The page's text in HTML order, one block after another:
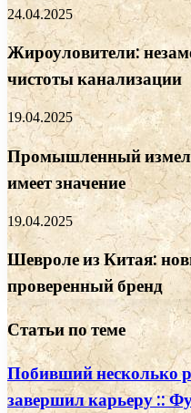
24.04.2025
Жироуловители:
чистоты канализации
19.04.2025
Промышленный
имеет значение
19.04.2025
Шевроле из Китая:
проверенный бренд
Статьи по теме
Побивший несколько
завершил карьеру ::